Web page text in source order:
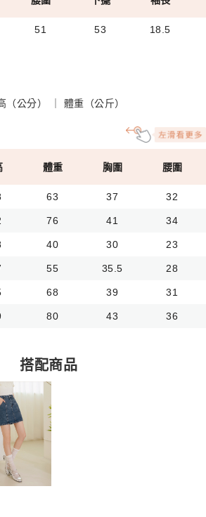
51 53 18.5
公分） ｜ 體重（公斤）
體重 胸圍 腰圍
63 37 32
76 41 34
40 30 23
55 35.5 28
68 39 31
80 43 36
搭配商品